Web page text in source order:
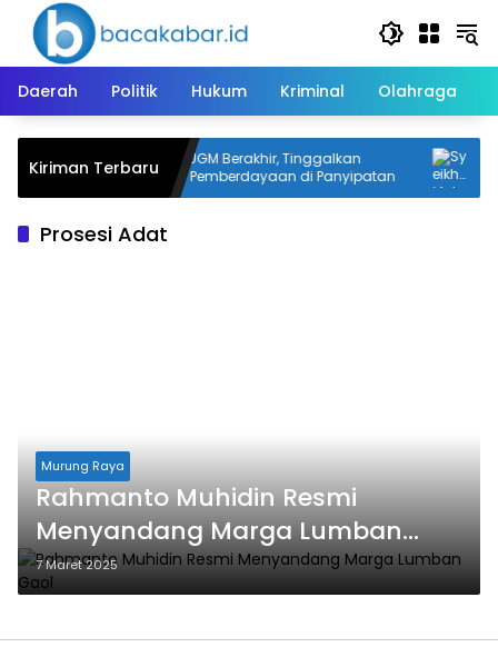
Langsung
konten
Daerah
Politik Hukum Kriminal Olahraga
Kiriman TerbaruKKN-PPM UGM Berakhir, Tinggalkan
Program Pemberdayaan di Panyipatan
Prosesi Adat
Murung Raya
Rahmanto Muhidin Resmi
Menyandang Marga Lumban
Gaol
7 Maret 2025